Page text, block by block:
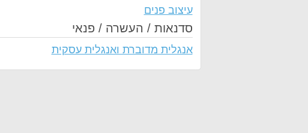
עיצוב פנים
סדנאות / העשרה / פנאי
אנגלית מדוברת ואנגלית עסקית